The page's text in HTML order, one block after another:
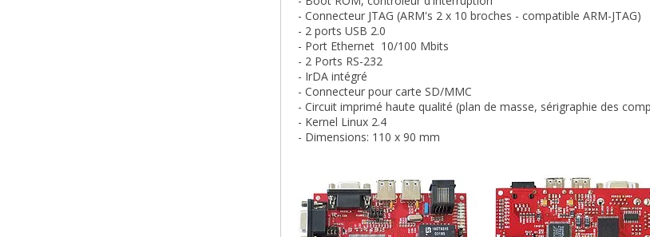
- Connecteur JTAG (ARM's 2 x 10 broches - compatible ARM-JTAG)
- 2 ports USB 2.0
- Port Ethernet 10/100 Mbits
- 2 Ports RS-232
- IrDA intégré
- Connecteur pour carte SD/MMC
- Circuit imprimé haute qualité (plan de masse, sérigraphie des
- Kernel Linux 2.4
- Dimensions: 110 x 90 mm